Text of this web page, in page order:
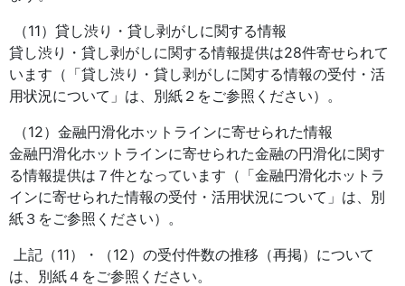
（11）貸し渋り・貸し剥がしに関する情報
貸し渋り・貸し剥がしに関する情報提供は28件寄せられて
います（「貸し渋り・貸し剥がしに関する情報の受付・活
用状況について」は、別紙２をご参照ください）。
（12）金融円滑化ホットラインに寄せられた情報
金融円滑化ホットラインに寄せられた金融の円滑化に関す
る情報提供は７件となっています（「金融円滑化ホットラ
インに寄せられた情報の受付・活用状況について」は、別
紙３をご参照ください）。
上記（11）・（12）の受付件数の推移（再掲）について
は、別紙４をご参照ください。